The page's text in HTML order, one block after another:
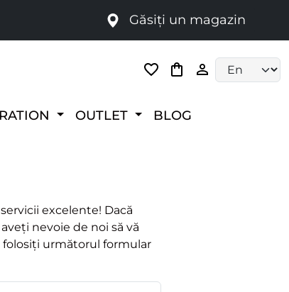
Găsiți un magazin
OUTLET BLOG
excelente! Dacă
nevoie de noi să vă
folosiți următorul formular